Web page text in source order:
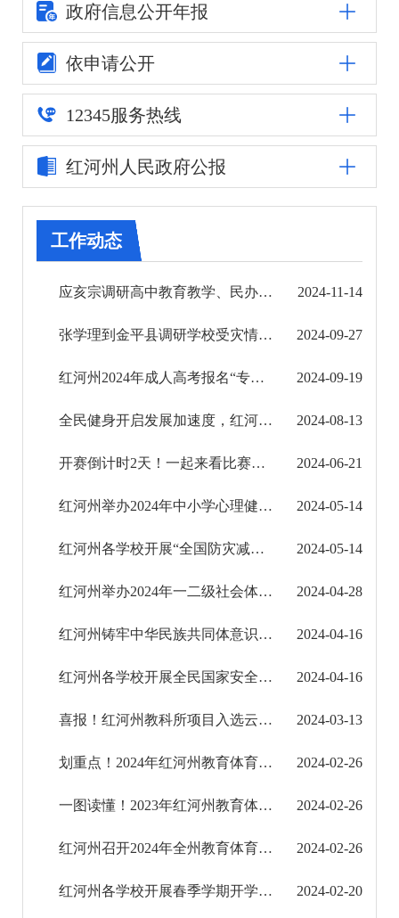
统计信息
自然资源
公安司法
重点领域信息公开
审批改革
住房保障信息公开
财政信息公开
审计结果公告
公共资源交易信息公开
应急管理信息公开
环境保护信息公开
减税降费信息公开
重大建设项目信息公开
征地信息公开
国有土地上房屋征收补偿信息公开
红河州教育信息公开
工作动态
信息公开
政府信息公开年报
依申请公开
12345服务热线
红河州人民政府公报
工作动态
应亥宗调研高中教育教学、民办教育发展、学校食品安全工作及教育大会筹备情况 2024-11-14
张学理到金平县调研学校受灾情况及恢复重建工作 2024-09-27
红河州2024年成人高考报名“专升本免试”和“照顾加分”名单公示 2024-09-19
全民健身开启发展加速度，红河州体育事业蓬勃发展 2024-08-13
开赛倒计时2天！一起来看比赛日程 2024-06-21
红河州举办2024年中小学心理健康教育教师专业培训班 2024-05-14
红河州各学校开展“全国防灾减灾日”系列活动 2024-05-14
红河州举办2024年一二级社会体育指导员培训班 2024-04-28
红河州铸牢中华民族共同体意识教育小学示范课教学和研讨活动结束 2024-04-16
红河州各学校开展全民国家安全教育日系列活动 2024-04-16
喜报！红河州教科所项目入选云南省工信厅2023年大数据产业发展试点示范名单 2024-03-13
划重点！2024年红河州教育体育要这样干！ 2024-02-26
一图读懂！2023年红河州教育体育工作成效 2024-02-26
红河州召开2024年全州教育体育工作会议 2024-02-26
​红河州各学校开展春季学期开学准备工作 2024-02-20